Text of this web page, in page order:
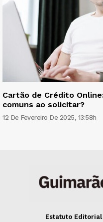
Cartão de Crédito
comuns ao solicitar?
12 De Fevereiro De 2025, 13:58h
Estatuto Editorial